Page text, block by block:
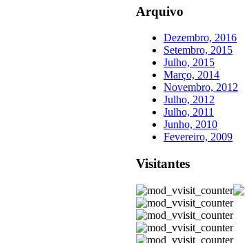
Arquivo
Dezembro, 2016
Setembro, 2015
Julho, 2015
Março, 2014
Novembro, 2012
Julho, 2012
Julho, 2011
Junho, 2010
Fevereiro, 2009
Visitantes